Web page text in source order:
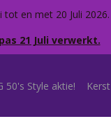
tot en met 20 Juli 2026.
21 Juli verwerkt.
50's Style aktie! Kerst